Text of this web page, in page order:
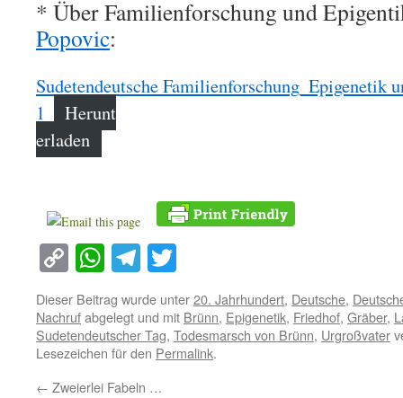
* Über Familienforschung und
Popovic:
Sudetendeutsche Familienforschung_Epigenetik
1
Herunt
erladen
Copy
Link
WhatsApp
Telegram
Dieser Beitrag wurde unter20. Jahrhundert, Deutsche,
Nachrufabgelegt und mit Brünn, Epigenetik, Friedhof, Gräber,
Sudetendeutscher Tag, Todesmarsch von Brünn, Urgroßvater
Lesezeichen für den Permalink.
← Zweierlei Fabeln …